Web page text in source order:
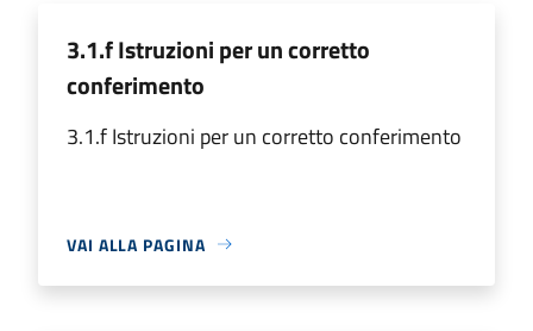
3.1.f Istruzioni per un corretto
conferimento
3.1.f Istruzioni per un corretto conferimento
VAI ALLA PAGINA